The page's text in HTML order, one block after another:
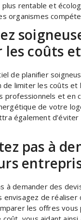
rentable et
organismes
coûts
de planifier
de limiter les coûts et
professionnels et en
de votre
également
pas à
à demander des
envisagez de réaliser
les offres